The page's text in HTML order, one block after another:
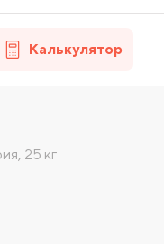
Калькулятор
25 кг